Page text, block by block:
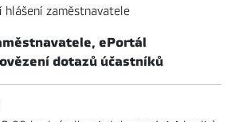
hlášení zaměstnavatele
ePortál
dotazů účastníků